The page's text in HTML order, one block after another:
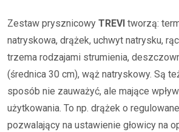
Zestaw prysznicowy TREVI tworzą:
natryskowa, drążek, uchwyt natrysku,
trzema rodzajami strumienia,
(średnica 30 cm), wąż natryskowy. Są
sposób nie zauważyć, ale mające
użytkowania. To np. drążek o
pozwalający na ustawienie głowicy na